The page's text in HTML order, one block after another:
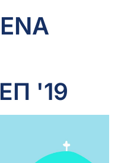
'19